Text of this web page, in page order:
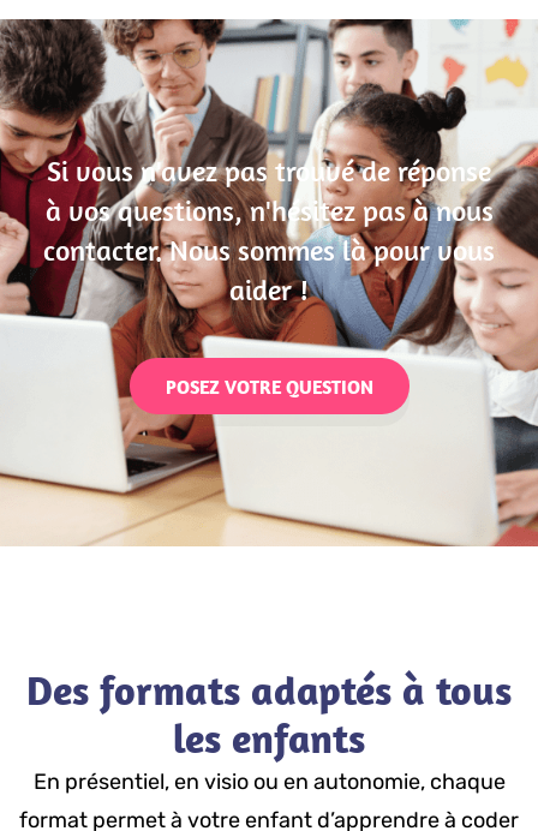
Si vous n'avez pas trouvé de réponse
à vos questions, n'hésitez pas à nous
contacter. Nous sommes là pour vous
aider !
POSEZ VOTRE QUESTION
Des formats adaptés à tous
les enfants
En présentiel, en visio ou en autonomie, chaque
format permet à votre enfant d’apprendre à coder